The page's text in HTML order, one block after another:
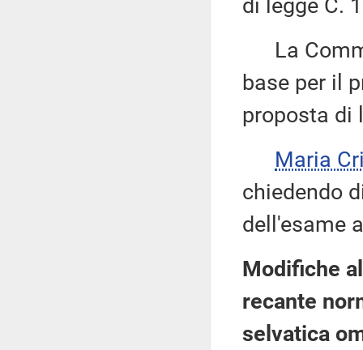
di legge C.
La
base per il
proposta di
Maria
chiedendo
dell'esame
Modifiche
recante
selvatica